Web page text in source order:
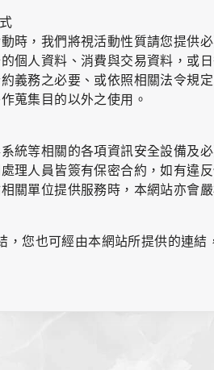
時，我們將視活動性質請您提供
個人資料、消費與交易資料，或
義務之必要、或依照相關法令規
蒐集目的以外之使用。
統等相關的各項資訊安全設備及
理人員皆簽有保密合約，如有違
關單位提供服務時，本網站亦會
，您也可經由本網站所提供的連